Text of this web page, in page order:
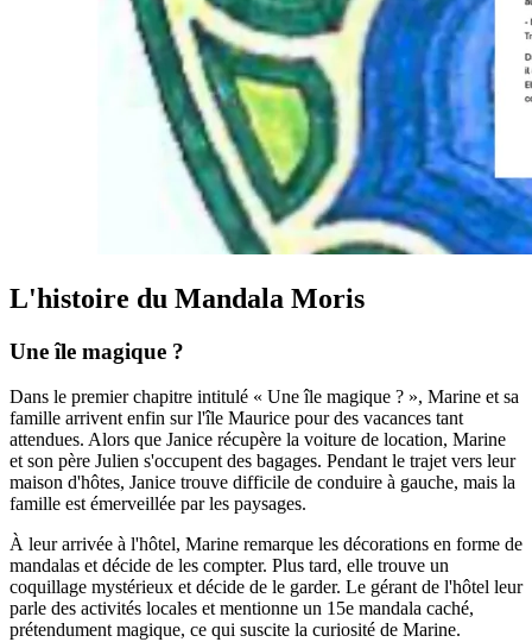
L'histoire du Mandala Moris
Une île magique ?
Dans le premier chapitre intitulé « Une île magique ? », Marine et sa
famille arrivent enfin sur l'île Maurice pour des vacances tant
attendues. Alors que Janice récupère la voiture de location, Marine
et son père Julien s'occupent des bagages. Pendant le trajet vers leur
maison d'hôtes, Janice trouve difficile de conduire à gauche, mais la
famille est émerveillée par les paysages.
À leur arrivée à l'hôtel, Marine remarque les décorations en forme de
mandalas et décide de les compter. Plus tard, elle trouve un
coquillage mystérieux et décide de le garder. Le gérant de l'hôtel leur
parle des activités locales et mentionne un 15e mandala caché,
prétendument magique, ce qui suscite la curiosité de Marine.